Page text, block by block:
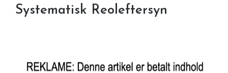
Systematisk Reoleftersyn